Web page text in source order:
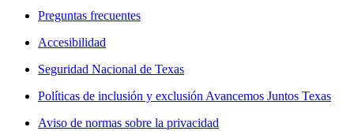
Preguntas frecuentes
Accesibilidad
Seguridad Nacional de Texas
Políticas de inclusión y exclusión Avancemos Juntos Texas
Aviso de normas sobre la privacidad